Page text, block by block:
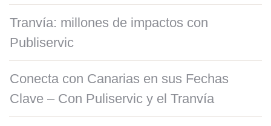
Tranvía: millones de impactos con
Publiservic
Conecta con Canarias en sus Fechas
Clave – Con Puliservic y el Tranvía